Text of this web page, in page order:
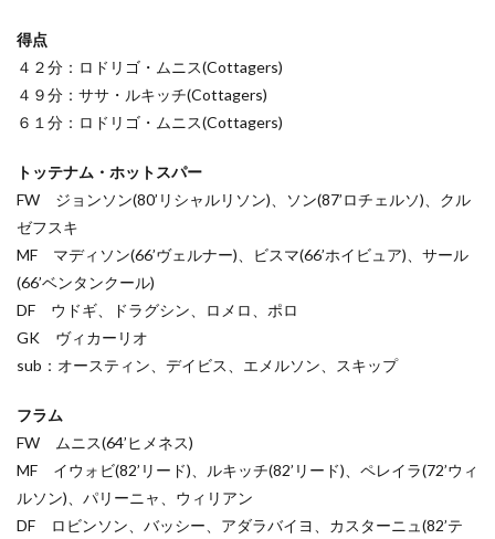
得点
４２分：ロドリゴ・ムニス(Cottagers)
４９分：ササ・ルキッチ(Cottagers)
６１分：ロドリゴ・ムニス(Cottagers)
トッテナム・ホットスパー
FW ジョンソン(80’リシャルリソン)、ソン(87’ロチェルソ)、クル
ゼフスキ
MF マディソン(66’ヴェルナー)、ビスマ(66’ホイビュア)、サール
(66’ベンタンクール)
DF ウドギ、ドラグシン、ロメロ、ポロ
GK ヴィカーリオ
sub：オースティン、デイビス、エメルソン、スキップ
フラム
FW ムニス(64’ヒメネス)
MF イウォビ(82’リード)、ルキッチ(82’リード)、ペレイラ(72’ウィ
ルソン)、パリーニャ、ウィリアン
DF ロビンソン、バッシー、アダラバイヨ、カスターニュ(82’テ